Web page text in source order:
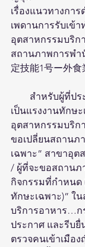
เรื่องแนวทางการ
เพดานการรับเข้
อุตสาหกรรมบริก
สถานภาพการพำ
定技能1号ー外食
เป็นแรงงานทักษ
อุตสาหกรรมบริก
ขอเปลี่ยนสถานภ
เฉพาะ” สาขาอุต
/ ผู้ที่จะขอสถานภ
กิจกรรมที่กำหนด
ทักษะเฉพาะ)” ใ
บริการอาหาร…
ประกาศ และรีบยื่
ตรวจคนเข้าเมือ